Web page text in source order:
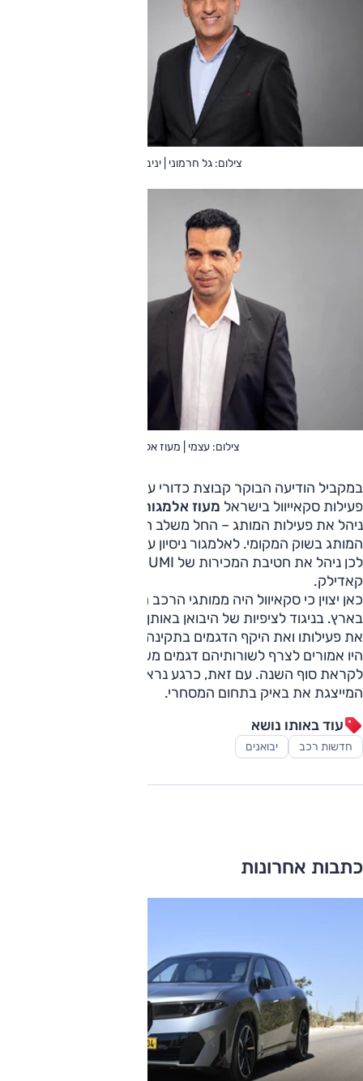
צילום: גל חרמוני | יניב ביטון
צילום: עצמי | מעוז אלמגור
במקביל הודיעה הבוקר קבוצת כדורי על סיום תפקידו של מנכ"ל
פעילות סקאייוול בישראל מעוז אלמגור
ניהל את פעילות המותג – החל משלב ההקמה ועד לביסוסו של
המותג בשוק המקומי. לאלמגור ניסיון עשיר בענף הרכב, וקודם
קאדילק.
כאן יצוין כי סקאיוול היה ממותגי הרכב הסיניים הראשונים שנחתו
בארץ. בניגוד לציפיות של היבואן באותן שנים, היצרן לא הגדיל
את פעילותו ואת היקף הדגמים בתקינה אירופאית. בקבוצת כדורי
לקראת סוף השנה. עם זאת, כרגע נראה שהייצוג עובר לדלהום
המייצגת את באיק בתחום המסחרי.
עוד באותו נושא
חדשות רכב יבואנים
כתבות אחרונות